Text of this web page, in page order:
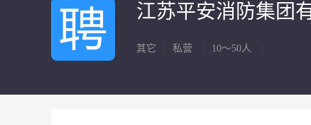
江苏平安消防集团
其它 私营 10～50人